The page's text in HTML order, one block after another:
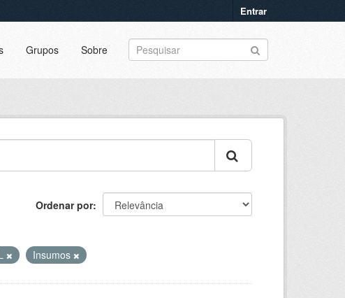
Entrar
Grupos Sobre
Ordenar por
Insumos